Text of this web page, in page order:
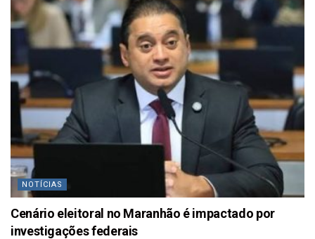
NOTÍCIAS
Cenário eleitoral no Maranhão é impactado por
investigações federais